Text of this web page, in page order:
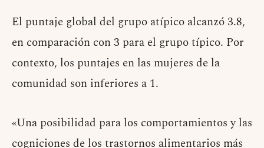
El puntaje global del grupo atípico alcanzó 3.8,
en comparación con 3 para el grupo típico. Por
contexto, los puntajes en las mujeres de la
comunidad son inferiores a 1.
«Una posibilidad para los comportamientos y las
cogniciones de los trastornos alimentarios más